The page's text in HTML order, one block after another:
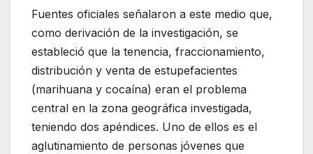
Fuentes oficiales señalaron a este medio que,
como derivación de la investigación, se
estableció que la tenencia, fraccionamiento,
distribución y venta de estupefacientes
(marihuana y cocaína) eran el problema
central en la zona geográfica investigada,
teniendo dos apéndices. Uno de ellos es el
aglutinamiento de personas jóvenes que